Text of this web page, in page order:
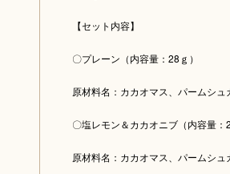
【セット内容】
〇プレーン（内容量：28ｇ）
原材料名：カカオマス、パームシュ
〇塩レモン＆カカオニブ（内容量：
原材料名：カカオマス、パームシ